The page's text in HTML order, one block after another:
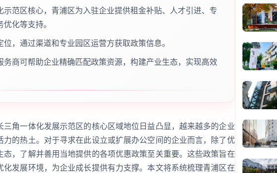
示范区核心，青浦区为入驻企业提供租金补贴、人才引进、专
化等支持。
，通过渠道和专业园区运营方获取政策信息。
务商可帮助企业精确匹配政策资源，构建产业生态，实现高效
三角一体化发展示范区的核心区域地位日益凸显，越来越多的企业
力的热土。对于寻求在此设立或扩展办公空间的企业而言，除了优
态，了解并善用当地提供的各项优惠政策至关重要。这些政策旨在
化发展环境，为企业成长提供有力支撑。本文将系统梳理青浦区在